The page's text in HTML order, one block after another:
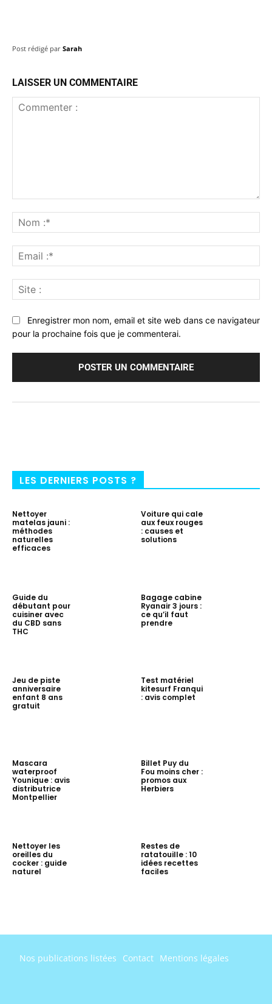
Post rédigé par Sarah
LAISSER UN COMMENTAIRE
:*
:*
:
Enregistrer mon nom, email et site web dans ce navigateur
pour la prochaine fois que je commenterai.
LES DERNIERS POSTS ?
Nettoyer
matelas jauni :
méthodes
naturelles
efficaces
Voiture qui cale
aux feux rouges
: causes et
solutions
Guide du
débutant pour
cuisiner avec
du CBD sans
THC
Bagage cabine
Ryanair 3 jours :
ce qu’il faut
prendre
Jeu de piste
anniversaire
enfant 8 ans
gratuit
Test matériel
kitesurf Franqui
: avis complet
Mascara
waterproof
Younique : avis
distributrice
Montpellier
Billet Puy du
Fou moins cher :
promos aux
Herbiers
Nettoyer les
oreilles du
cocker : guide
naturel
Restes de
ratatouille : 10
idées recettes
faciles
Nos publications listées Contact Mentions légales